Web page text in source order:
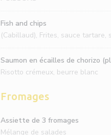
Fish and chips
(Cabillaud), Frites, sauce tartare,
Saumon en écailles de chorizo
Risotto crémeux, beurre blanc
Fromages
Assiette de 3 fromages
Mélange de salades